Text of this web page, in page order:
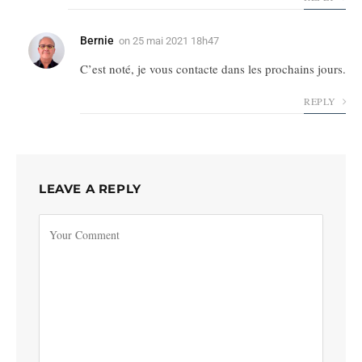
Bernie on 25 mai 2021 18h47
C’est noté, je vous contacte dans les prochains jours.
REPLY
LEAVE A REPLY